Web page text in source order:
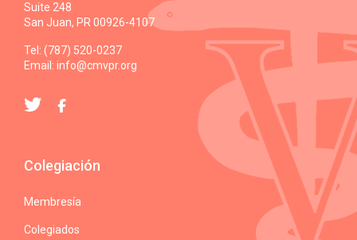
Suite 248
San Juan, PR 00926-4107
Tel: (787) 520-0237
Email: info@cmvpr.org
Colegiación
Membresía
Colegiados